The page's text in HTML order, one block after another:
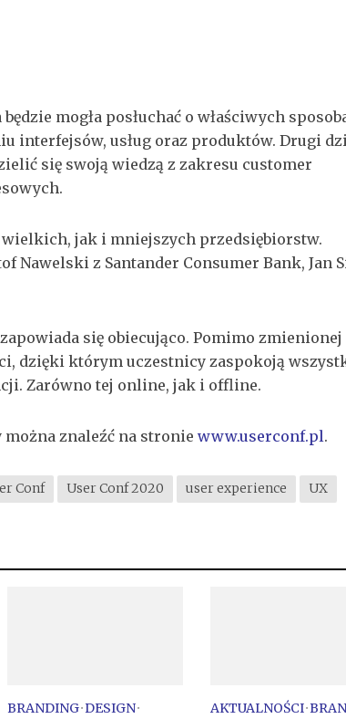
mogła posłuchać o właściwych
interfejsów, usług oraz produktów. Drugi
się swoją wiedzą z zakresu customer
wielkich, jak i mniejszych przedsiębiorstw.
Nawelski z Santander Consumer Bank, Jan
się obiecująco. Pomimo zmienionej
dzięki którym uczestnicy zaspokoją
Zarówno tej online, jak i offline.
znaleźć na stronie www.userconf.pl.
Conf User Conf 2020 user experience UX
BRANDING•DESIGN•
AKTUALNOŚCI•